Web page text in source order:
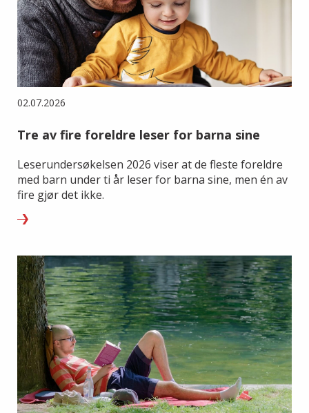
02.07.2026
Tre av fire foreldre leser for barna sine
Leserundersøkelsen 2026 viser at de fleste foreldre
med barn under ti år leser for barna sine, men én av
fire gjør det ikke.